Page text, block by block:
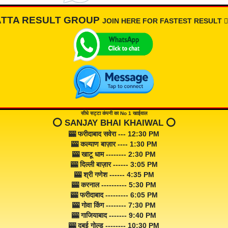
RESULT GROUP JOIN HERE FOR FASTEST RESULT
सीधे सट्टा कंपनी का No 1 खाईवाल
⭕️ SANJAY BHAI KHAIWAL ⭕️
🎰 फरीदाबाद सवेरा --- 12:30 PM
🎰 कल्याण बाज़ार ---- 1:30 PM
🎰 खाटू धाम -------- 2:30 PM
🎰 दिल्ली बाज़ार ------ 3:05 PM
🎰 श्री गणेश ------ 4:35 PM
🎰 करनाल ---------- 5:30 PM
🎰 फरीदाबाद --------- 6:05 PM
🎰 गोवा किंग -------- 7:30 PM
🎰 गाजियाबाद ------- 9:40 PM
🎰 दुबई गोल्ड -------- 10:30 PM